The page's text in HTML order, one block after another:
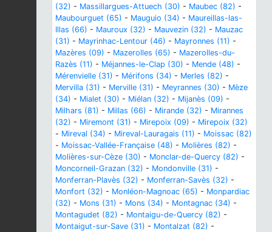
(32) - Massillargues-Attuech (30) - Maubec (82) -
Maubourguet (65) - Mauguio (34) - Maureillas-las-
Illas (66) - Mauroux (32) - Mauvezin (32) - Mauzac
(31) - Mayrinhac-Lentour (46) - Mayronnes (11) -
Mazères (09) - Mazerolles (65) - Mazerolles-du-
Razès (11) - Méjannes-le-Clap (30) - Mende (48) -
Mérenvielle (31) - Mérifons (34) - Merles (82) -
Mervilla (31) - Merville (31) - Meyrannes (30) - Mèze
(34) - Mialet (30) - Miélan (32) - Mijanès (09) -
Milhars (81) - Millas (66) - Mirande (32) - Mirannes
(32) - Miremont (31) - Mirepoix (09) - Mirepoix (32)
- Mireval (34) - Mireval-Lauragais (11) - Moissac (82)
- Moissac-Vallée-Française (48) - Molières (82) -
Molières-sur-Cèze (30) - Monclar-de-Quercy (82) -
Moncorneil-Grazan (32) - Mondonville (31) -
Monferran-Plavès (32) - Monferran-Savès (32) -
Monfort (32) - Monléon-Magnoac (65) - Monpardiac
(32) - Mons (31) - Mons (34) - Montagnac (34) -
Montagudet (82) - Montaigu-de-Quercy (82) -
Montaigut-sur-Save (31) - Montalzat (82) -